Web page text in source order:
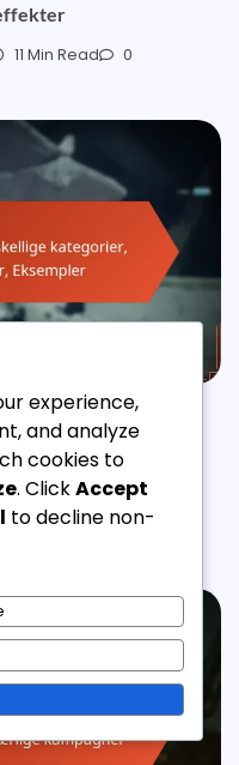
11 Min Read 0
kategorier, Hvordan
10 Min Read 0
experience,
and analyze
cookies to
. ClickAccept
to decline non-